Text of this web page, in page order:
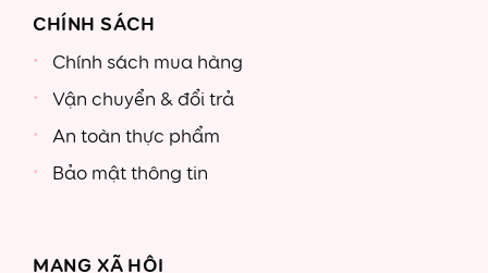
CHÍNH SÁCH
Chính sách mua hàng
Vận chuyển & đổi trả
An toàn thực phẩm
Bảo mật thông tin
MẠNG XÃ HỘI